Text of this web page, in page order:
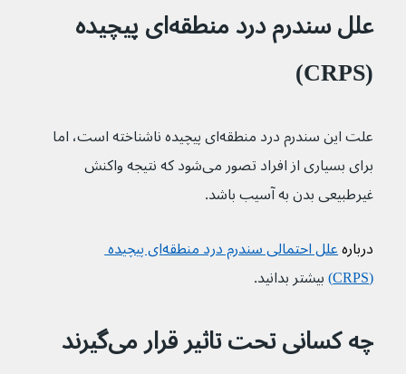
علل سندرم درد منطقه‌ای پیچیده
(CRPS)
علت این سندرم درد منطقه‌ای پیچیده ناشناخته است، اما
برای بسیاری از افراد تصور می‌شود که نتیجه واکنش
غیرطبیعی بدن به آسیب باشد.
درباره
علل احتمالی سندرم درد منطقه‌ای پیچیده
(CRPS)
بیشتر بدانید.
چه کسانی تحت تاثیر قرار می‌گیرند